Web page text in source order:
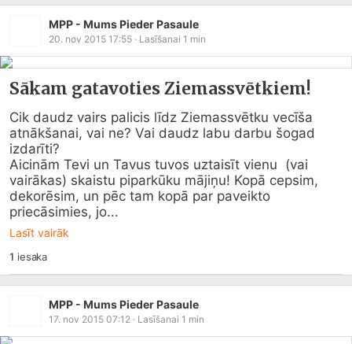
MPP - Mums Pieder Pasaule
20. nov 2015 17:55 · Lasīšanai 1 min
Sākam gatavoties Ziemassvētkiem!
Cik daudz vairs palicis līdz Ziemassvētku vecīša
atnākšanai, vai ne? Vai daudz labu darbu šogad
izdarīti?
Aicinām Tevi un Tavus tuvos uztaisīt vienu  (vai
vairākas) skaistu piparkūku mājiņu! Kopā cepsim,
dekorēsim, un pēc tam kopā par paveikto
priecāsimies, jo...
Lasīt vairāk
1 iesaka
MPP - Mums Pieder Pasaule
17. nov 2015 07:12 · Lasīšanai 1 min